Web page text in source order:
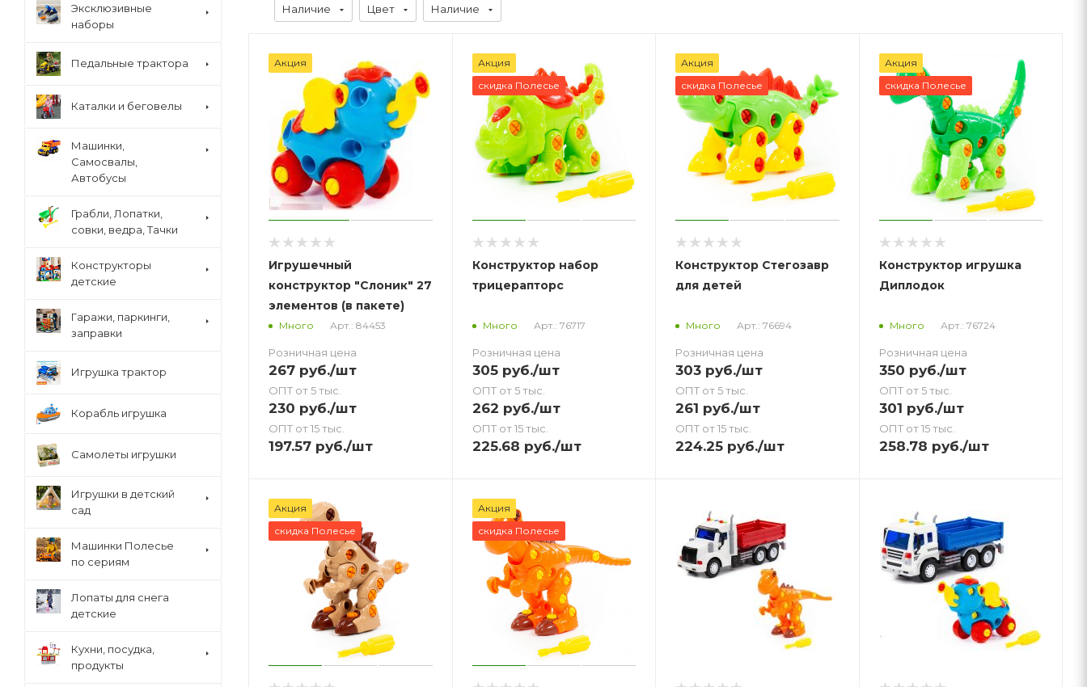
Наличие Цвет Наличие
Акция
Игрушечный
конструктор "Слоник" 27
элементов (в пакете)
Много Арт.: 84453
Розничная цена
267 руб./шт
ОПТ от 5 тыс.
230 руб./шт
ОПТ от 15 тыс.
197.57 руб./шт
Акция
скидка Полесье
Конструктор набор
трицерапторс
Много Арт.: 76717
Розничная цена
305руб./шт
ОПТ от 5 тыс.
262 руб./шт
ОПТ от 15 тыс.
225.68 руб./шт
Акция
скидка Полесье
Конструктор Стегозавр
для детей
Много Арт.: 76694
Розничная цена
303 руб./шт
ОПТ от 5 тыс.
261 руб./шт
ОПТ от 15 тыс.
224.25 руб./шт
Акция
скидка Полесье
Конструктор игрушка
Диплодок
Много Арт.: 76724
Розничная цена
350 руб./шт
ОПТ от 5 тыс.
301 руб./шт
ОПТ от 15 тыс.
258.78 руб./шт
Акция
скидка Полесье
Акция
скидка Полесье
Эксклюзивные
наборы
Педальные трактора
Каталки и беговелы
Машинки,
Самосвалы,
Автобусы
Грабли, Лопатки,
совки, ведра, Тачки
Конструкторы
детские
Гаражи, паркинги,
заправки
Игрушка трактор
Корабль игрушка
Самолеты игрушки
Игрушки в детский
сад
Машинки Полесье
по сериям
Лопаты для снега
детские
Кухни, посудка,
продукты